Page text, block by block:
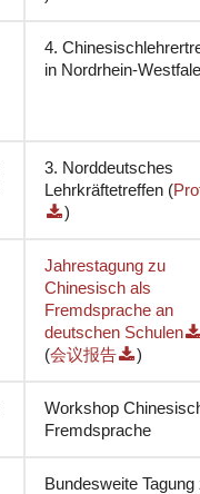
4.
in Nordrhein-
3. Norddeutsches
Lehrkräftetreffen (
)
Jahrestagung zu
Chinesisch als
Fremdsprache an
deutschen Schulen
(会议报告 )
Workshop
Fremdsprache
Bundesweite Tagung